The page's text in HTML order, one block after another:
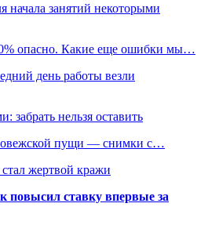
начала занятий некоторыми
опасно. Какие еще ошибки мы…
день работы везли
нельзя оставить
пущи — снимки с…
жертвой кражи
повысил ставку впервые за